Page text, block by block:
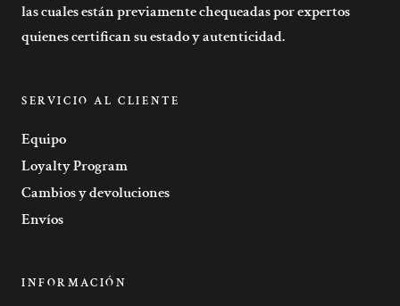
las cuales están previamente chequeadas por expertos
quienes certifican su estado y autenticidad.
SERVICIO AL CLIENTE
Equipo
Loyalty Program
Cambios y devoluciones
Envíos
INFORMACIÓN